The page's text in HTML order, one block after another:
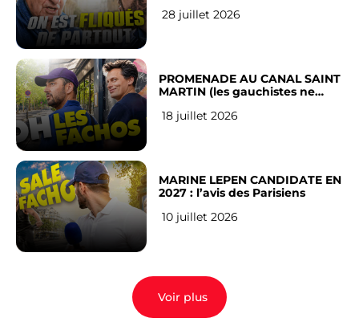
Français
28 juillet 2026
PROMENADE AU CANAL SAINT
MARTIN (les gauchistes ne
18 juillet 2026
MARINE LEPEN CANDIDATE EN
2027 : l’avis des Parisiens
10 juillet 2026
Voir plus